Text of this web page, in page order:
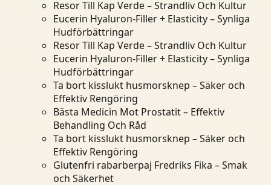
Resor Till Kap Verde – Strandliv Och Kultur
Eucerin Hyaluron-Filler + Elasticity – Synliga
Hudförbättringar
Resor Till Kap Verde – Strandliv Och Kultur
Eucerin Hyaluron-Filler + Elasticity – Synliga
Hudförbättringar
Ta bort kisslukt husmorsknep – Säker och
Effektiv Rengöring
Bästa Medicin Mot Prostatit – Effektiv
Behandling Och Råd
Ta bort kisslukt husmorsknep – Säker och
Effektiv Rengöring
Glutenfri rabarberpaj Fredriks Fika – Smak
och Säkerhet